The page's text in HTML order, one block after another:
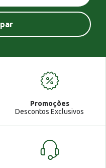
Promoções
Descontos Exclusivos